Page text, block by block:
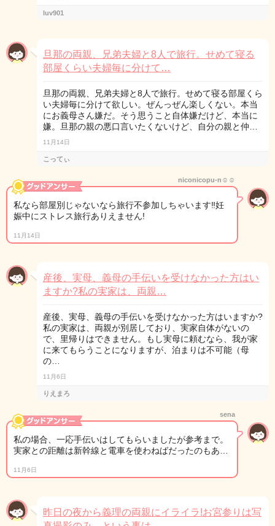
luv901
旦那の両親、兄弟夫婦と8人で旅行。せめて寝る
部屋くらい夫婦毎に分けて…
旦那の両親、兄弟夫婦と8人で旅行。せめて寝る部屋くら
い夫婦毎に分けて欲しい。ぜんっぜん楽しくない。本当
にお義母さん嫌だ。そう思うこと自体嫌だけど、本当に
嫌。旦那の親の悪口言いたくないけど、自分の親と仲…
11月14日
こってぃ
niconicopu-n☺︎☺︎
私なら部屋別じゃないなら旅行不参加しちゃいます‼️妊
娠中にストレス旅行ありえません!
11月14日
産後、実母、義母の手伝いを受けなかった方はい
ますか?私の実家は、両親…
産後、実母、義母の手伝いを受けなかった方はいますか?
私の実家は、両親が別居しており、実家自体がないの
で、里帰りはできません。もし実母に頼むなら、我が家
に来てもらうことになりますが、泊まりは不可能（母
の…
11月6日
りえまろ
sena
私の場合、一応手伝いはしてもらいましたが参考まで。
実家との距離は新幹線と電車を使わねばだったのもあ…
11月6日
昨日の夜から義理の両親にイライラ!お宮参りは写